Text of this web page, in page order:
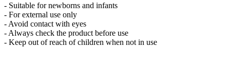
- Suitable for newborns and infants
- For external use only
- Avoid contact with eyes
- Always check the product before use
- Keep out of reach of children when not in use